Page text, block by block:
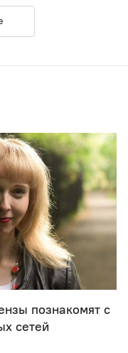
познакомят с
сетей